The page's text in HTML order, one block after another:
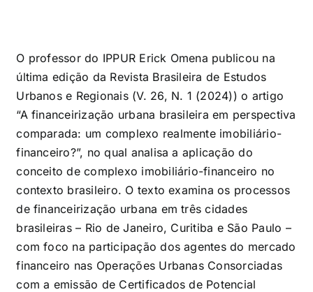
O professor do IPPUR Erick Omena publicou na
última edição da Revista Brasileira de Estudos
Urbanos e Regionais (V. 26, N. 1 (2024)) o artigo
“A financeirização urbana brasileira em perspectiva
comparada: um complexo realmente imobiliário-
financeiro?”, no qual analisaa aplicação do
conceito de complexo imobiliário-financeiro no
contexto brasileiro. O texto examina os processos
de financeirização urbana em três cidades
brasileiras – Rio de Janeiro, Curitiba e São Paulo –
com foco na participação dos agentes do mercado
financeiro nas Operações Urbanas Consorciadas
com a emissão de Certificados de Potencial